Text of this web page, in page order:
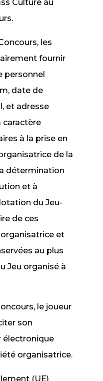
Culture au
les
fournir
personnel
date de
et adresse
caractère
à la prise en
de la
détermination
et à
du Jeu-
de ces
et
au plus
Jeu organisé à
le joueur
son
électronique
organisatrice.
(UE)